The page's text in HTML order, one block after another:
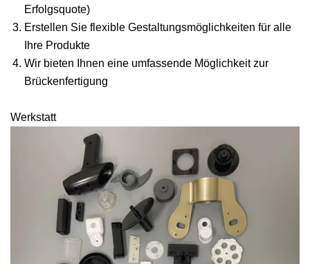
Erfolgsquote)
Erstellen Sie flexible Gestaltungsmöglichkeiten für alle
Ihre Produkte
Wir bieten Ihnen eine umfassende Möglichkeit zur
Brückenfertigung
Werkstatt